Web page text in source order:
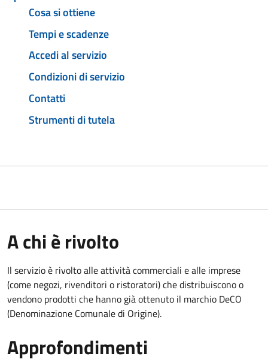
Cosa si ottiene
Tempi e scadenze
Accedi al servizio
Condizioni di servizio
Contatti
Strumenti di tutela
A chi è rivolto
Il servizio è rivolto alle attività commerciali e alle imprese
(come negozi, rivenditori o ristoratori) che distribuiscono o
vendono prodotti che hanno già ottenuto il marchio DeCO
(Denominazione Comunale di Origine).
Approfondimenti